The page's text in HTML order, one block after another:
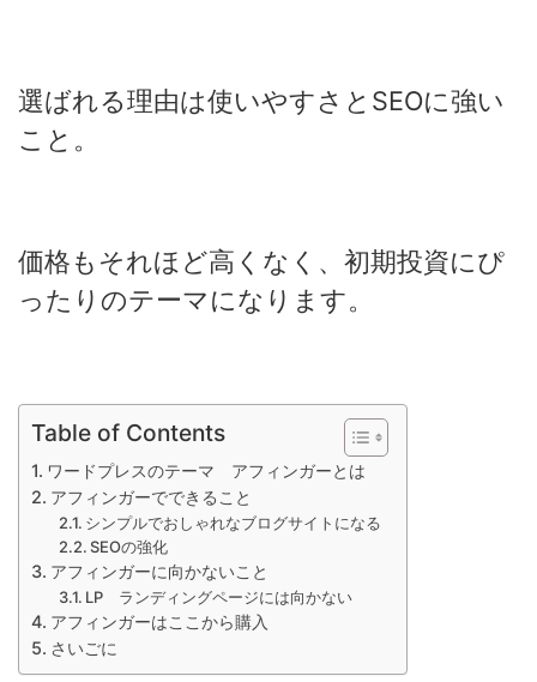
選ばれる理由は使いやすさとSEOに強い
こと。
価格もそれほど高くなく、初期投資にぴ
ったりのテーマになります。
Table of Contents
ワードプレスのテーマ アフィンガーとは
アフィンガーでできること
シンプルでおしゃれなブログサイトになる
SEOの強化
アフィンガーに向かないこと
LP ランディングページには向かない
アフィンガーはここから購入
さいごに